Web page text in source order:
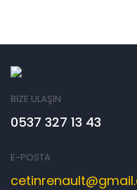
BİZE ULAŞIN
0537 327 13 43
E-POSTA